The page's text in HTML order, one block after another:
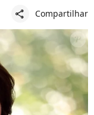
share Compartilhar